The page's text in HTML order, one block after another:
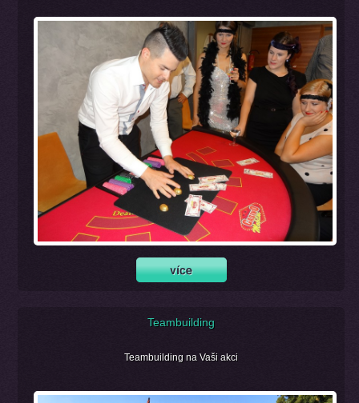
Teambuilding
Teambuilding na Vaši akci